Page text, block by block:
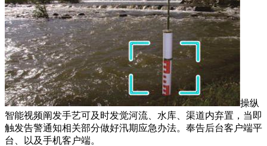
操纵
智能视频阐发手艺可及时发觉河流、水库、渠道内弃置，当即
触发告警通知相关部分做好汛期应急办法。奉告后台客户端平
台、以及手机客户端。